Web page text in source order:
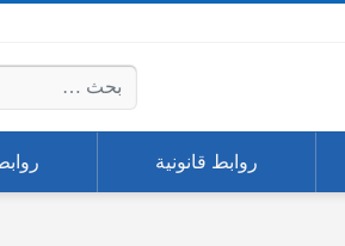
البحث عن:
روابط قانونية